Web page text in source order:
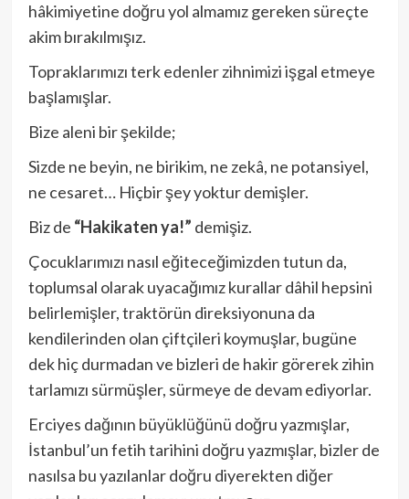
hâkimiyetine doğru yol almamız gereken süreçte
akim bırakılmışız.
Topraklarımızı terk edenler zihnimizi işgal etmeye
başlamışlar.
Bize aleni bir şekilde;
Sizde ne beyin, ne birikim, ne zekâ, ne potansiyel,
ne cesaret… Hiçbir şey yoktur demişler.
Biz de “Hakikaten ya!” demişiz.
Çocuklarımızı nasıl eğiteceğimizden tutun da,
toplumsal olarak uyacağımız kurallar dâhil hepsini
belirlemişler, traktörün direksiyonuna da
kendilerinden olan çiftçileri koymuşlar, bugüne
dek hiç durmadan ve bizleri de hakir görerek zihin
tarlamızı sürmüşler, sürmeye de devam ediyorlar.
Erciyes dağının büyüklüğünü doğru yazmışlar,
İstanbul’un fetih tarihini doğru yazmışlar, bizler de
nasılsa bu yazılanlar doğru diyerekten diğer